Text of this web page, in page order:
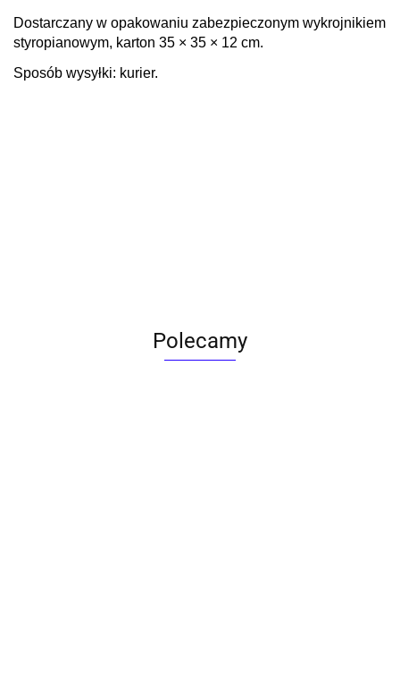
Dostarczany w opakowaniu zabezpieczonym wykrojnikiem
styropianowym, karton 35 × 35 × 12 cm.
Sposób wysyłki: kurier.
Polecamy